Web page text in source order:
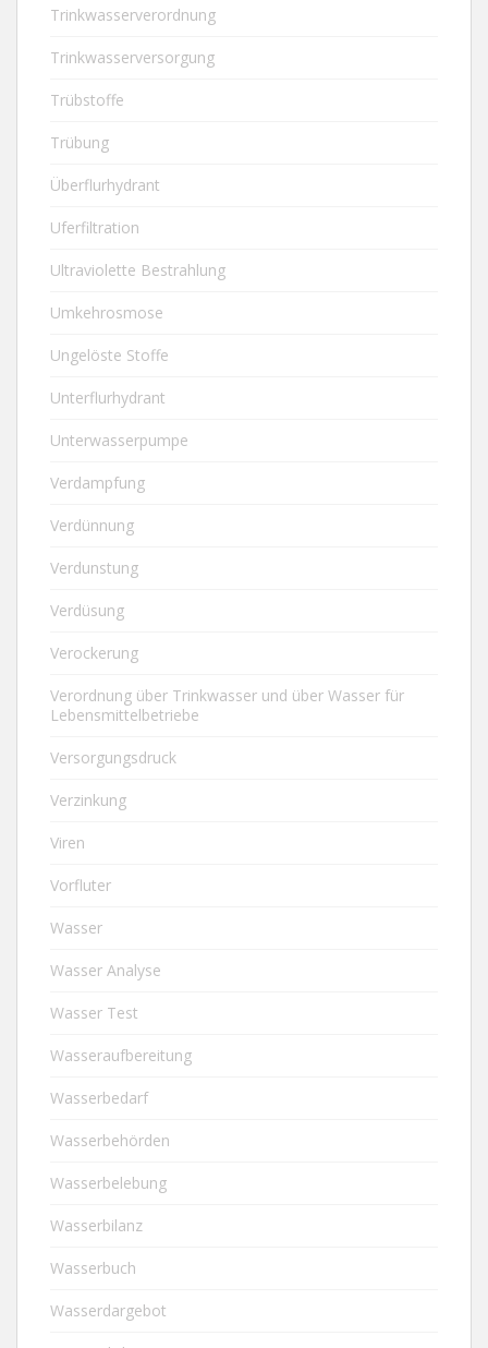
Trinkwasserverordnung
Trinkwasserversorgung
Trübstoffe
Trübung
Überflurhydrant
Uferfiltration
Ultraviolette Bestrahlung
Umkehrosmose
Ungelöste Stoffe
Unterflurhydrant
Unterwasserpumpe
Verdampfung
Verdünnung
Verdunstung
Verdüsung
Verockerung
Verordnung über Trinkwasser und über Wasser für
Lebensmittelbetriebe
Versorgungsdruck
Verzinkung
Viren
Vorfluter
Wasser
Wasser Analyse
Wasser Test
Wasseraufbereitung
Wasserbedarf
Wasserbehörden
Wasserbelebung
Wasserbilanz
Wasserbuch
Wasserdargebot